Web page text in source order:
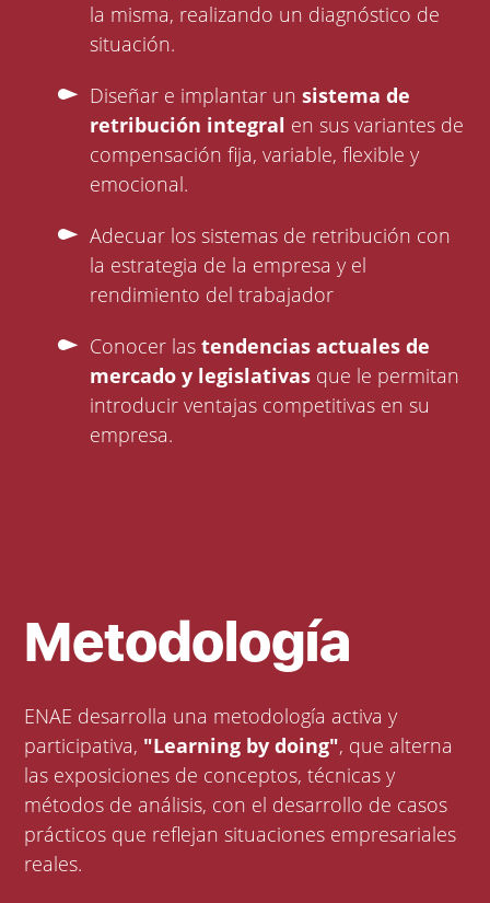
la misma, realizando un diagnóstico de
situación.
Diseñar e implantar unsistema de
retribución integral en sus variantes de
compensación fija, variable, flexible y
emocional.
Adecuar los sistemas de retribución con
la estrategia de la empresa y el
rendimiento del trabajador
Conocer lastendencias actuales de
mercado y legislativas que le permitan
introducir ventajas competitivas en su
empresa.
Metodología
ENAE desarrolla una metodología activa y
participativa, "Learning by doing", que alterna
las exposiciones de conceptos, técnicas y
métodos de análisis, con el desarrollo de casos
prácticos que reflejan situaciones empresariales
reales.